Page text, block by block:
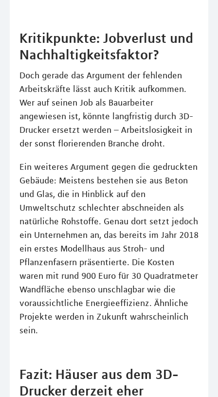
Kritikpunkte: Jobverlust und
Nachhaltigkeitsfaktor?
Doch gerade das Argument der fehlenden
Arbeitskräfte lässt auch Kritik aufkommen.
Wer auf seinen Job als Bauarbeiter
angewiesen ist, könnte langfristig durch 3D-
Drucker ersetzt werden – Arbeitslosigkeit in
der sonst florierenden Branche droht.
Ein weiteres Argument gegen die gedruckten
Gebäude: Meistens bestehen sie aus Beton
und Glas, die in Hinblick auf den
Umweltschutz schlechter abschneiden als
natürliche Rohstoffe. Genau dort setzt jedoch
ein Unternehmen an, das bereits im Jahr 2018
ein erstes Modellhaus aus Stroh- und
Pflanzenfasern präsentierte. Die Kosten
waren mit rund 900 Euro für 30 Quadratmeter
Wandfläche ebenso unschlagbar wie die
voraussichtliche Energieeffizienz. Ähnliche
Projekte werden in Zukunft wahrscheinlich
sein.
Fazit: Häuser aus dem 3D-
Drucker derzeit eher